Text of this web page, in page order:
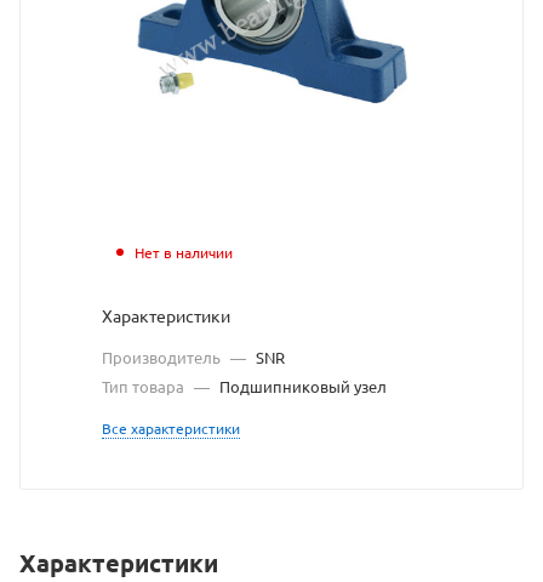
сайта
https://
разрешения
сайта
Нет в наличии
Характеристики
Производитель — SNR
Тип товара — Подшипниковый узел
Все характеристики
Характеристики